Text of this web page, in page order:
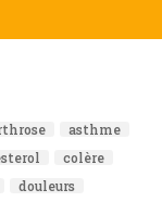
asthme
colère
douleurs